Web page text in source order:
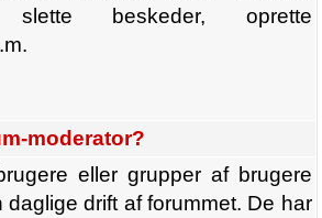
beskeder, oprette
moderator?
eller grupper af brugere
drift af forummet. De har